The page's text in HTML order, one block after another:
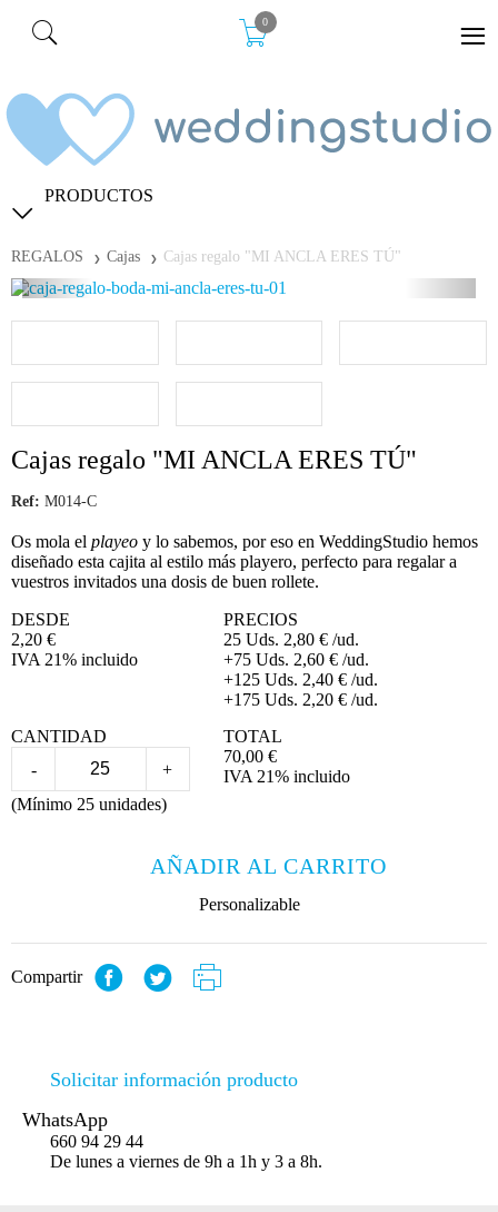
0
PRODUCTOS
REGALOS Cajas Cajas regalo "MI ANCLA ERES TÚ"
Cajas regalo "MI ANCLA ERES TÚ"
Ref: M014-C
Os mola el playeo y lo sabemos, por eso en WeddingStudio hemos
diseñado esta cajita al estilo más playero, perfecto para regalar a
vuestros invitados una dosis de buen rollete.
DESDE
2,20 €
IVA 21% incluido
PRECIOS
25 Uds. 2,80 € /ud.
+75 Uds. 2,60 € /ud.
+125 Uds. 2,40 € /ud.
+175 Uds. 2,20 € /ud.
CANTIDAD
-
+
(Mínimo 25 unidades)
TOTAL
70,00 €
IVA 21% incluido
AÑADIR AL CARRITO
Personalizable
Compartir
Solicitar información producto
WhatsApp
660 94 29 44
De lunes a viernes de 9h a 1h y 3 a 8h.